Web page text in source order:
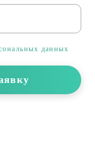
данных